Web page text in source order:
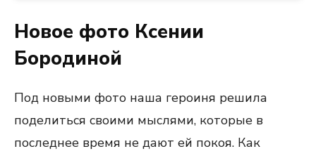
Новое фото Ксении
Бородиной
Под новыми фото наша героиня решила
поделиться своими мыслями, которые в
последнее время не дают ей покоя. Как